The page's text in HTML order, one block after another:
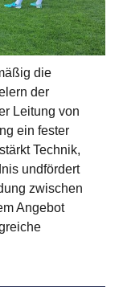
die
der
Leitung von
ein fester
Technik,
undfördert
zwischen
Angebot